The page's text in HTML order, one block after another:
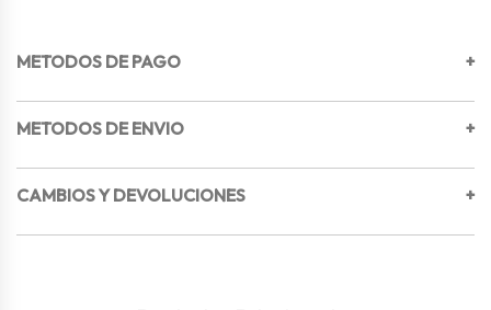
METODOS DE PAGO +
METODOS DE ENVIO +
CAMBIOS Y DEVOLUCIONES +